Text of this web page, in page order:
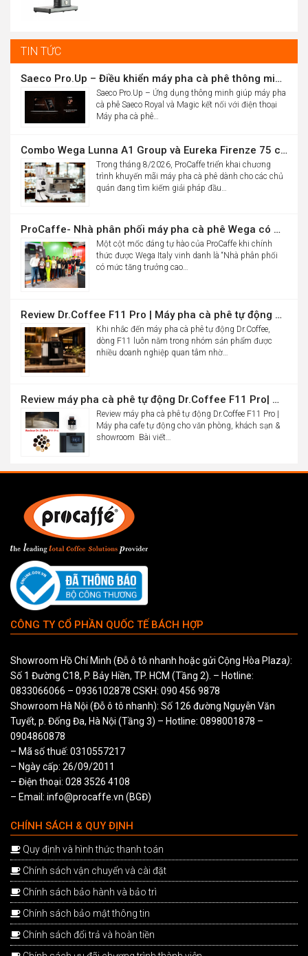
15.012.000đ
10.900.000đ.
TIN TỨC
Saeco Pro.Up – Điều khiển máy pha cà phê thông minh Saeco Royal & Magic bằng điện thoại
Saeco Pro.Up – Ứng dụng thông minh giúp máy pha
cà phê Saeco Royal và Magic kết nối với điện thoại
Máy pha cà phê…
Combo Wega Lunna A1 Group và Eureka Firenze 75 chỉ 61,9 triệu
Trong tháng 8/2026, ProCaffe triển khai chương
trình khuyến mãi máy pha cà phê dành cho các chủ
quán đang tìm kiếm giải pháp đầu…
ProCaffe- Nhà phân phối máy pha cà phê Wega có mức tăng trưởng cao nhất thế giới
Một cột mốc đáng tự hào của ProCaffe khi chính
thức được Wega Italy vinh danh là “Nhà phân phối
có mức tăng trưởng cao…
Review Dr.Coffee F11 Pro | Máy pha cà phê tự động cho văn phòng
Khi nhắc đến máy pha cà phê tự động Dr.Coffee,
dòng F11 luôn nằm trong nhóm sản phẩm được
nhiều doanh nghiệp quan tâm nhờ…
Review máy pha cà phê tự động Dr.Coffee F11 Pro| Máy pha cafe tự động cho văn phòng, khách sạn & showroom
Review máy pha cà phê tự động Dr.Coffee F11 Pro |
Máy pha cafe tự động cho văn phòng, khách sạn &
showroom Bài viết…
CÔNG TY CỔ PHẦN QUỐC TẾ BÁCH HỢP
Showroom Hồ Chí Minh (Đỗ ô tô nhanh hoặc gửi Cộng Hòa Plaza):
Số 1 Đường C18, P. Bảy Hiền, TP. HCM (Tầng 2). – Hotline:
0833066066 – 0936102878 CSKH: 090 456 9878
Showroom Hà Nội (Đỗ ô tô nhanh): Số 126 đường Nguyễn Văn
Tuyết, p. Đống Đa, Hà Nội (Tầng 3) – Hotline: 0898001878 –
0904860878
– Mã số thuế: 0310557217
– Ngày cấp: 26/09/2011
– Điện thoại: 028 3526 4108
– Email: info@procaffe.vn (BGĐ)
CHÍNH SÁCH & QUY ĐỊNH
Quy định và hình thức thanh toán
Chính sách vận chuyển và cài đặt
Chính sách bảo hành và bảo trì
Chính sách bảo mật thông tin
Chính sách đổi trả và hoàn tiền